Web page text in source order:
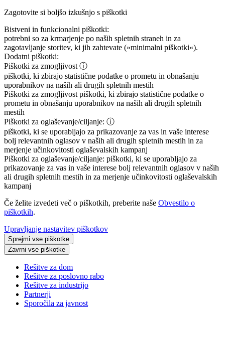
Zagotovite si boljšo izkušnjo s piškotki
Bistveni in funkcionalni piškotki:
potrebni so za krmarjenje po naših spletnih straneh in za
zagotavljanje storitev, ki jih zahtevate (»minimalni piškotki«).
Dodatni piškotki:
Piškotki za zmogljivost ⓘ
piškotki, ki zbirajo statistične podatke o prometu in obnašanju
uporabnikov na naših ali drugih spletnih mestih
Piškotki za zmogljivost piškotki, ki zbirajo statistične podatke o
prometu in obnašanju uporabnikov na naših ali drugih spletnih
mestih
Piškotki za oglaševanje/ciljanje: ⓘ
piškotki, ki se uporabljajo za prikazovanje za vas in vaše interese
bolj relevantnih oglasov v naših ali drugih spletnih mestih in za
merjenje učinkovitosti oglaševalskih kampanj
Piškotki za oglaševanje/ciljanje: piškotki, ki se uporabljajo za
prikazovanje za vas in vaše interese bolj relevantnih oglasov v naših
ali drugih spletnih mestih in za merjenje učinkovitosti oglaševalskih
kampanj
Če želite izvedeti več o piškotkih, preberite naše Obvestilo o
piškotkih.
Upravljanje nastavitev piškotkov
Sprejmi vse piškotke
Zavrni vse piškotke
Rešitve za dom
Rešitve za poslovno rabo
Rešitve za industrijo
Partnerji
Sporočila za javnost